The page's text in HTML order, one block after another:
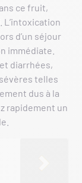
ce fruit,
d’un séjour
immédiate.
diarrhées,
telles
dus à la
rapidement un